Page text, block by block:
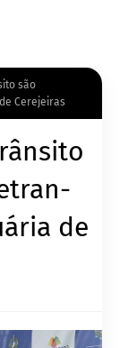
são
Cerejeiras
de